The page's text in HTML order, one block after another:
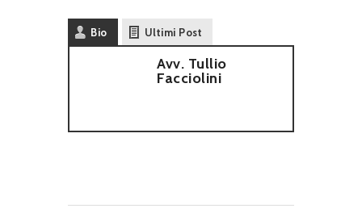
Bio Ultimi Post
Avv. Tullio
Facciolini